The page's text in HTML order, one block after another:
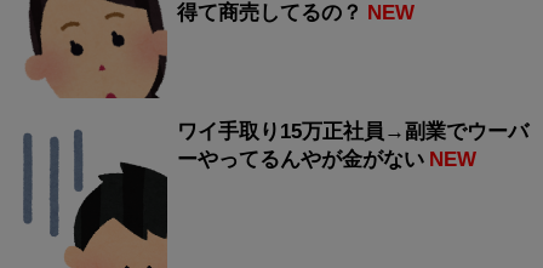
得て商売してるの？ NEW
ワイ手取り15万正社員→副業でウーバ
ーやってるんやが金がない NEW